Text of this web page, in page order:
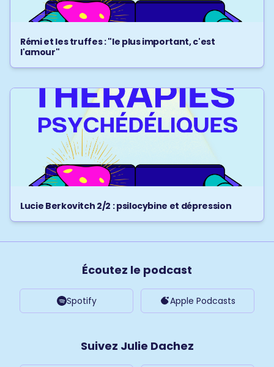
Rémi et les truffes : "le plus important, c'est
l'amour"
Lucie Berkovitch 2/2 : psilocybine et dépression
Écoutez le podcast
Spotify Apple Podcasts
Suivez Julie Dachez